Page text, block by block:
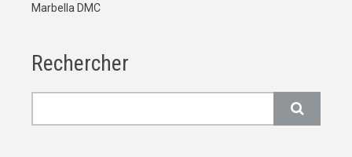
Marbella DMC
Rechercher